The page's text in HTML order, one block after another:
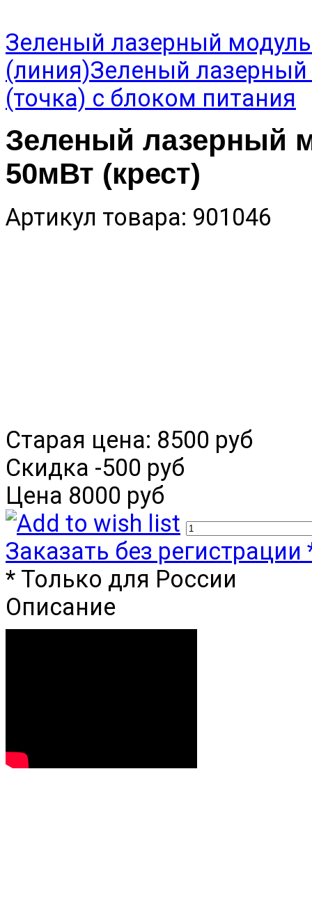
Зеленый лазерный
(линия)Зеленый
(точка) с блоком питания
Зеленый лазерный
50мВт (крест)
Артикул товара: 901046
Старая цена: 8500 руб
Скидка -500 руб
Цена 8000 руб
Заказать без регистрации
* Только для России
Описание